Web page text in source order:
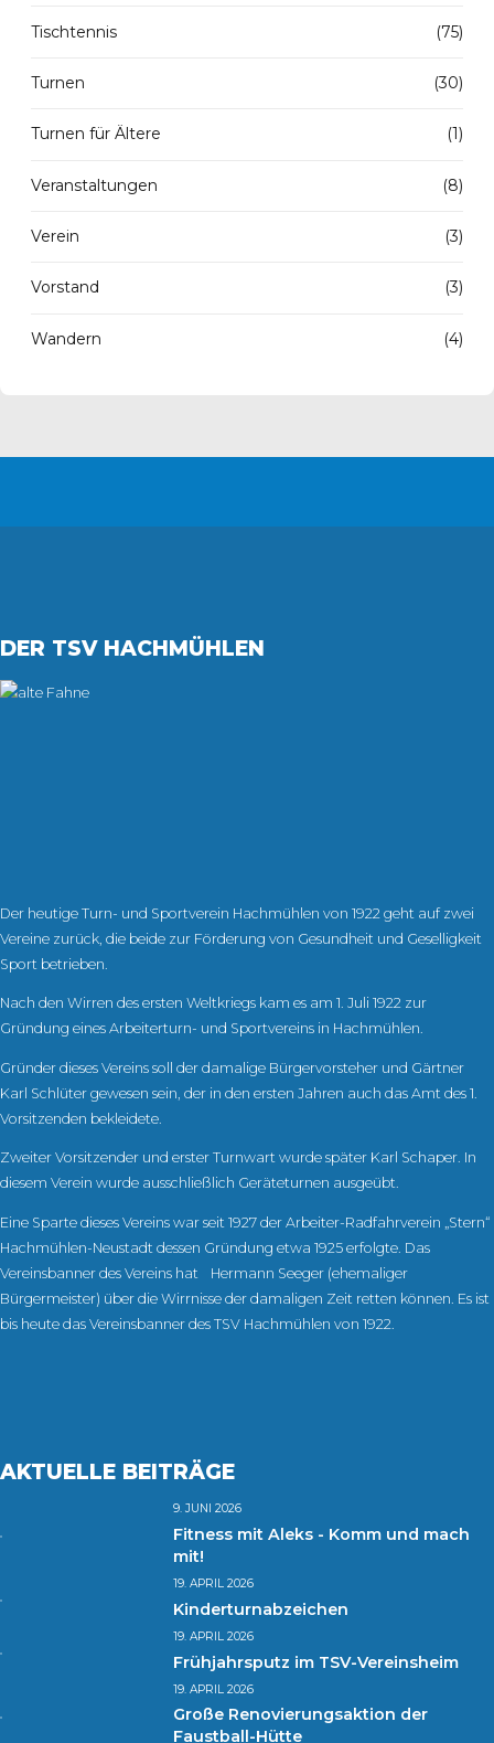
Tischtennis (75)
Turnen (30)
Turnen für Ältere (1)
Veranstaltungen (8)
Verein (3)
Vorstand (3)
Wandern (4)
DER TSV HACHMÜHLEN
Der heutige Turn- und Sportverein Hachmühlen von 1922 geht auf zwei
Vereine zurück, die beide zur Förderung von Gesundheit und Geselligkeit
Sport betrieben.
Nach den Wirren des ersten Weltkriegs kam es am 1. Juli 1922 zur
Gründung eines Arbeiterturn- und Sportvereins in Hachmühlen.
Gründer dieses Vereins soll der damalige Bürgervorsteher und Gärtner
Karl Schlüter gewesen sein, der in den ersten Jahren auch das Amt des 1.
Vorsitzenden bekleidete.
Zweiter Vorsitzender und erster Turnwart wurde später Karl Schaper. In
diesem Verein wurde ausschließlich Geräteturnen ausgeübt.
Eine Sparte dieses Vereins war seit 1927 der Arbeiter-Radfahrverein „Stern“
Hachmühlen-Neustadt dessen Gründung etwa 1925 erfolgte. Das
Vereinsbanner des Vereins hat Hermann Seeger (ehemaliger
Bürgermeister) über die Wirrnisse der damaligen Zeit retten können. Es ist
bis heute das Vereinsbanner des TSV Hachmühlen von 1922.
AKTUELLE BEITRÄGE
9. JUNI 2026
Fitness mit Aleks - Komm und mach
mit!
19. APRIL 2026
Kinderturnabzeichen
19. APRIL 2026
Frühjahrsputz im TSV-Vereinsheim
19. APRIL 2026
Große Renovierungsaktion der
Faustball-Hütte